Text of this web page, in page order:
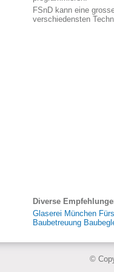
FSnD kann eine
verschiedensten
Diverse
Glaserei München
Baubetreuung
©